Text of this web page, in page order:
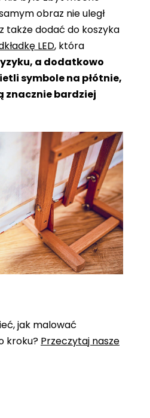
obraz nie uległ
także dodać do koszyka
LED, która
a dodatkowo
symbole na płótnie,
znacznie bardziej
jak malować
kroku? Przeczytaj nasze